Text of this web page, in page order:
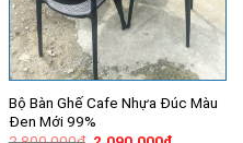
Bộ Bàn Ghế Cafe Nhựa Đúc Màu
Đen Mới 99%